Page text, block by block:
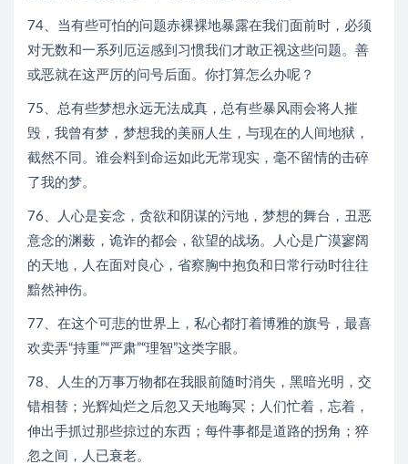
74、当有些可怕的问题赤裸裸地暴露在我们面前时，必须
对无数和一系列厄运感到习惯我们才敢正视这些问题。善
或恶就在这严厉的问号后面。你打算怎么办呢？
75、总有些梦想永远无法成真，总有些暴风雨会将人摧
毁，我曾有梦，梦想我的美丽人生，与现在的人间地狱，
截然不同。谁会料到命运如此无常现实，毫不留情的击碎
了我的梦。
76、人心是妄念，贪欲和阴谋的污地，梦想的舞台，丑恶
意念的渊薮，诡诈的都会，欲望的战场。人心是广漠寥阔
的天地，人在面对良心，省察胸中抱负和日常行动时往往
黯然神伤。
77、在这个可悲的世界上，私心都打着博雅的旗号，最喜
欢卖弄“持重”“严肃”“理智”这类字眼。
78、人生的万事万物都在我眼前随时消失，黑暗光明，交
错相替；光辉灿烂之后忽又天地晦冥；人们忙着，忘着，
伸出手抓过那些掠过的东西；每件事都是道路的拐角；猝
忽之间，人已衰老。